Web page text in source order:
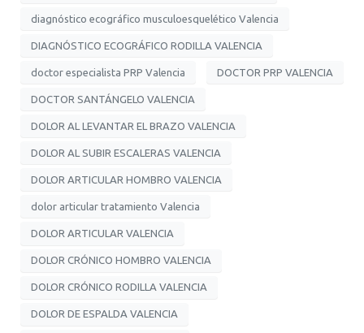
diagnóstico ecográfico musculoesquelético Valencia
DIAGNÓSTICO ECOGRÁFICO RODILLA VALENCIA
doctor especialista PRP Valencia DOCTOR PRP VALENCIA
DOCTOR SANTÁNGELO VALENCIA
DOLOR AL LEVANTAR EL BRAZO VALENCIA
DOLOR AL SUBIR ESCALERAS VALENCIA
DOLOR ARTICULAR HOMBRO VALENCIA
dolor articular tratamiento Valencia
DOLOR ARTICULAR VALENCIA
DOLOR CRÓNICO HOMBRO VALENCIA
DOLOR CRÓNICO RODILLA VALENCIA
DOLOR DE ESPALDA VALENCIA